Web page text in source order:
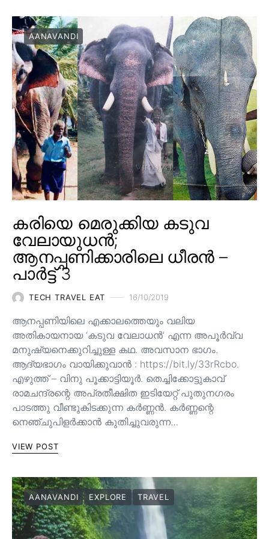
AANAVANDI
കരിയെ മെരുക്കിയ കടുവ
വേലായുധൻ;
ആനപ്പണിക്കാരിലെ ധീരൻ –
പാർട്ട് 3
TECH TRAVEL EAT 16/10/2019
ആനപ്പണിയിലെ എക്കാലത്തെയും വലിയ
അതികായനായ ‘കടുവ വേലാധൻ’ എന്ന അപൂർവ്വ
മനുഷ്യനെക്കുറിച്ചുള്ള കഥ. അവസാന ഭാഗം.
ആദ്യഭാഗം വായിക്കുവാൻ : https://bit.ly/33rRcbo.
എഴുത്ത് – വിനു പൂക്കാട്ടിയൂർ. തെച്ചിക്കോട്ടുകാവ്
രാമചന്ദ്രന്റെ അപ്രതീക്ഷിത ഇടിയേറ്റ് പുതുനഗരം
പാടത്തു വീണ്ടുകിടക്കുന്ന കർണ്ണൻ. കർണ്ണന്റെ
നെഞ്ചുപിളർക്കാൻ കുതിച്ചുവരുന്ന…
VIEW POST
AANAVANDI EXPLORE TRAVEL